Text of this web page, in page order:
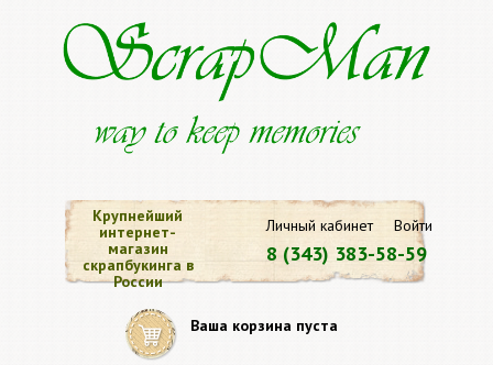
Личный кабинет Войти
8 (343) 383-58-59
Крупнейший
интернет-
магазин
скрапбукинга в
России
Ваша корзина пуста